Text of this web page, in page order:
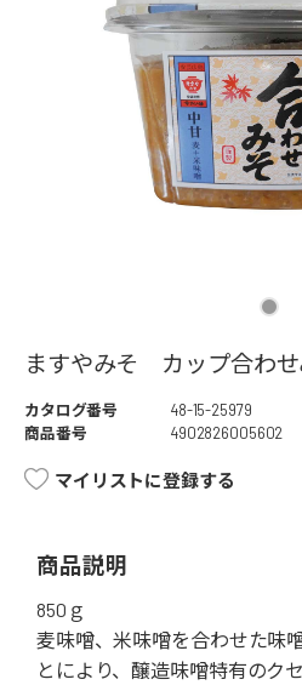
ますやみそ カップ合わ
カタログ番号
48-15-25979
商品番号
4902826005602
マイリストに登録する
商品説明
850ｇ
麦味噌、米味噌を合わせた味
とにより、醸造味噌特有のク